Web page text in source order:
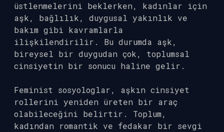
üstlenmelerini beklerken, kadınlar için
aşk, bağlılık, duygusal yakınlık ve
bakım gibi kavramlarla
ilişkilendirilir. Bu durumda aşk,
bireysel bir duygudan çok, toplumsal
cinsiyetin bir sonucu haline gelir.
Feminist sosyologlar, aşkın cinsiyet
rollerini yeniden üreten bir araç
olabileceğini belirtir. Toplum,
kadından romantik ve fedakar bir sevgi